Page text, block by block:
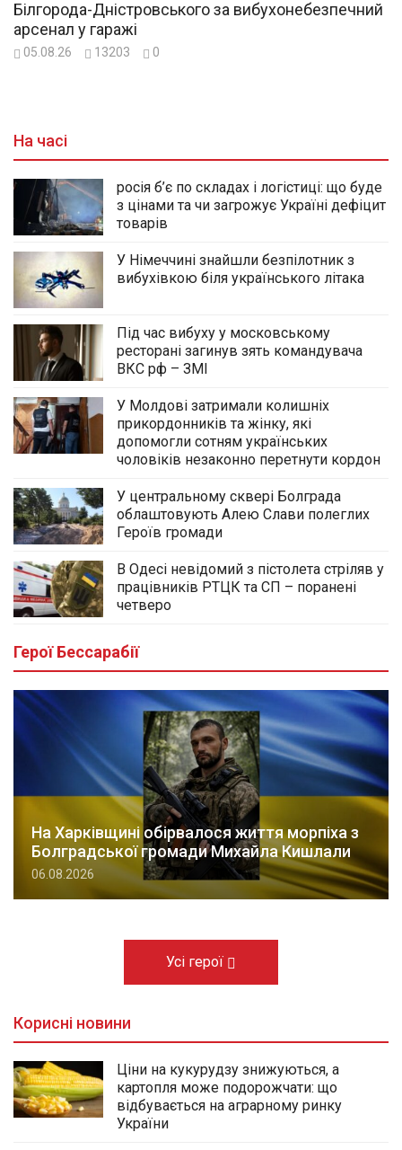
Білгорода-Дністровського за вибухонебезпечний
арсенал у гаражі
05.08.26 13203 0
На часі
росія б’є по складах і логістиці: що буде
з цінами та чи загрожує Україні дефіцит
товарів
У Німеччині знайшли безпілотник з
вибухівкою біля українського літака
Під час вибуху у московському
ресторані загинув зять командувача
ВКС рф – ЗМІ
У Молдові затримали колишніх
прикордонників та жінку, які
допомогли сотням українських
чоловіків незаконно перетнути кордон
У центральному сквері Болграда
облаштовують Алею Слави полеглих
Героїв громади
В Одесі невідомий з пістолета стріляв у
працівників РТЦК та СП – поранені
четверо
Герої Бессарабії
На Харківщині обірвалося життя морпіха з
Болградської громади Михайла Кишлали
06.08.2026
Усі герої
Корисні новини
Ціни на кукурудзу знижуються, а
картопля може подорожчати: що
відбувається на аграрному ринку
України